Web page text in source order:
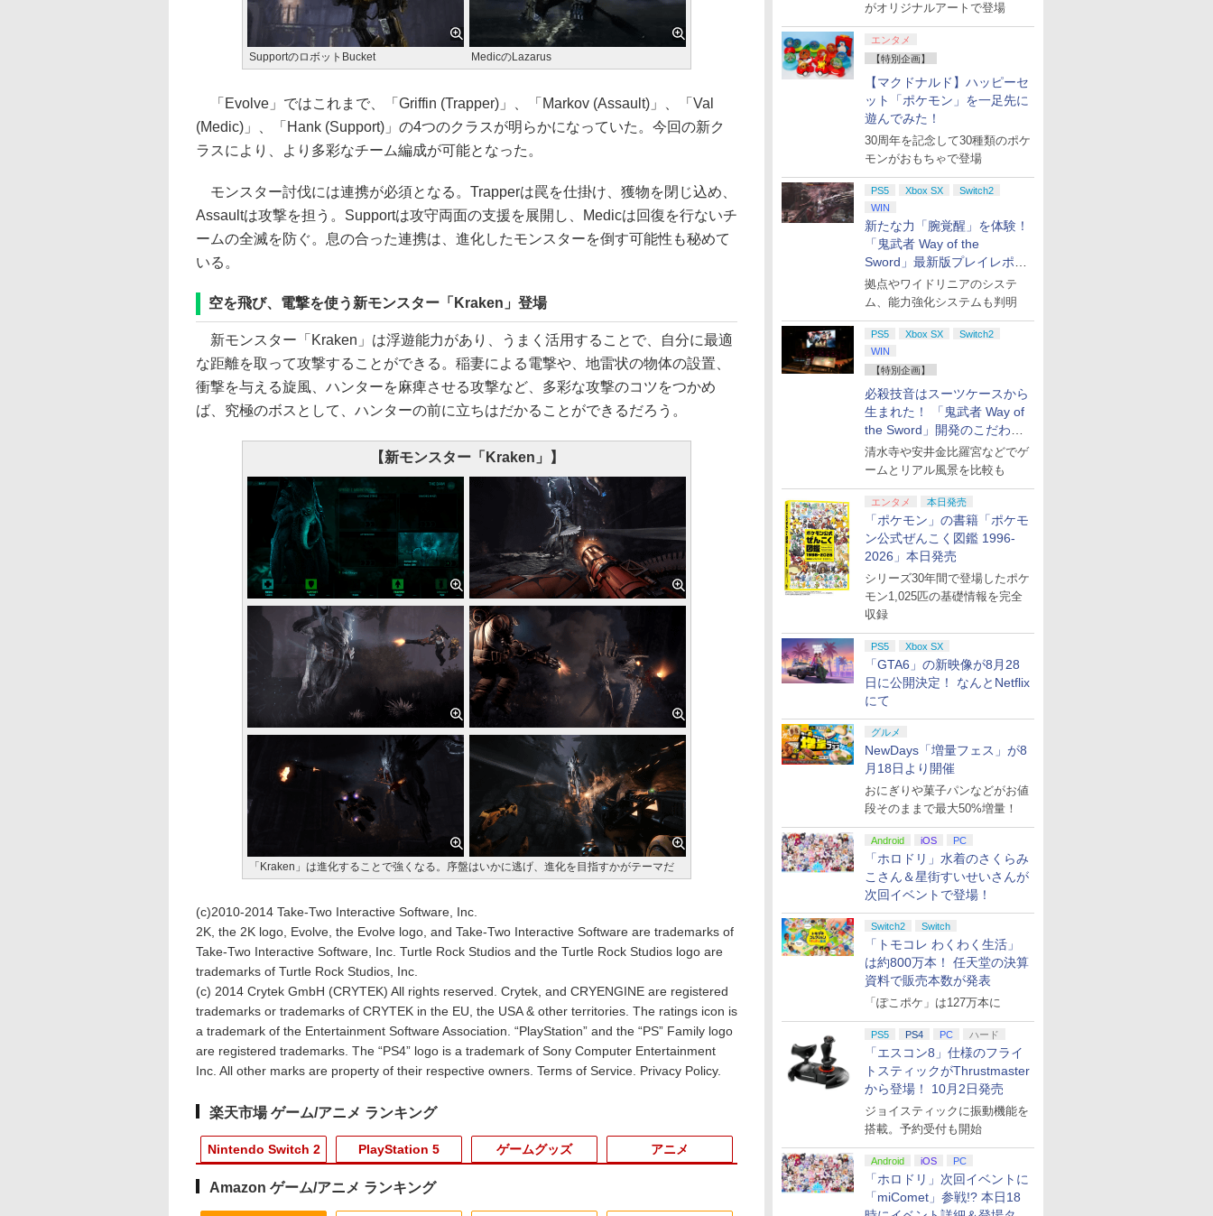
がオリジナルアートで登場
エンタメ
【特別企画】
【マクドナルド】ハッピーセ
ット「ポケモン」を一足先に
遊んでみた！
30周年を記念して30種類のポケ
モンがおもちゃで登場
PS5 Xbox SX
Switch2
WIN
新たな力「腕覚醒」を体験！
「鬼武者 Way of the
Sword」最新版プレイレポー
ト
拠点やワイドリニアのシステ
ム、能力強化システムも判明
PS5 Xbox SX
Switch2
WIN
【特別企画】
必殺技音はスーツケースから
生まれた！ 「鬼武者 Way of
the Sword」開発のこだわり
を目撃！
清水寺や安井金比羅宮などでゲ
ームとリアル風景を比較も
エンタメ 本日発売
「ポケモン」の書籍「ポケモ
ン公式ぜんこく図鑑 1996-
2026」本日発売
シリーズ30年間で登場したポケ
モン1,025匹の基礎情報を完全
収録
PS5 Xbox SX
「GTA6」の新映像が8月28
日に公開決定！ なんとNetflix
にて
グルメ
NewDays「増量フェス」が8
月18日より開催
おにぎりや菓子パンなどがお値
段そのままで最大50%増量！
Android iOS PC
「ホロドリ」水着のさくらみ
こさん＆星街すいせいさんが
次回イベントで登場！
Switch2 Switch
「トモコレ わくわく生活」
は約800万本！ 任天堂の決算
資料で販売本数が発表
「ぽこポケ」は127万本に
PS5 PS4 PC ハード
「エスコン8」仕様のフライ
トスティックがThrustmaster
から登場！ 10月2日発売
ジョイスティックに振動機能を
搭載。予約受付も開始
Android iOS PC
「ホロドリ」次回イベントに
「miComet」参戦!? 本日18
SupportのロボットBucket MedicのLazarus
「Evolve」ではこれまで、「Griffin (Trapper)」、「Markov (Assault)」、「Val
(Medic)」、「Hank (Support)」の4つのクラスが明らかになっていた。今回の新ク
ラスにより、より多彩なチーム編成が可能となった。
モンスター討伐には連携が必須となる。Trapperは罠を仕掛け、獲物を閉じ込め、
Assaultは攻撃を担う。Supportは攻守両面の支援を展開し、Medicは回復を行ないチ
ームの全滅を防ぐ。息の合った連携は、進化したモンスターを倒す可能性も秘めて
いる。
空を飛び、電撃を使う新モンスター「Kraken」登場
新モンスター「Kraken」は浮遊能力があり、うまく活用することで、自分に最適
な距離を取って攻撃することができる。稲妻による電撃や、地雷状の物体の設置、
衝撃を与える旋風、ハンターを麻痺させる攻撃など、多彩な攻撃のコツをつかめ
ば、究極のボスとして、ハンターの前に立ちはだかることができるだろう。
【新モンスター「Kraken」】
「Kraken」は進化することで強くなる。序盤はいかに逃げ、進化を目指すかがテーマだ
(c)2010-2014 Take-Two Interactive Software, Inc.
2K, the 2K logo, Evolve, the Evolve logo, and Take-Two Interactive Software are trademarks of
Take-Two Interactive Software, Inc. Turtle Rock Studios and the Turtle Rock Studios logo are
trademarks of Turtle Rock Studios, Inc.
(c) 2014 Crytek GmbH (CRYTEK) All rights reserved. Crytek, and CRYENGINE are registered
trademarks or trademarks of CRYTEK in the EU, the USA & other territories. The ratings icon is
a trademark of the Entertainment Software Association. “PlayStation” and the “PS” Family logo
are registered trademarks. The “PS4” logo is a trademark of Sony Computer Entertainment
Inc. All other marks are property of their respective owners. Terms of Service. Privacy Policy.
楽天市場 ゲーム/アニメ ランキング
Nintendo Switch 2 PlayStation 5 ゲームグッズ アニメ
Amazon ゲーム/アニメ ランキング